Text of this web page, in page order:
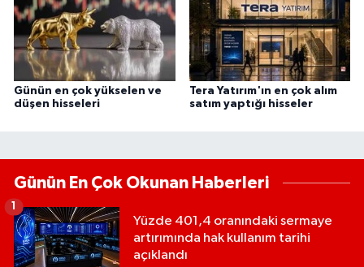
Günün en çok yükselen ve
düşen hisseleri
Tera Yatırım'ın en çok alım
satım yaptığı hisseler
Günün En Çok Okunan Haberleri
Yüzde 401,4 oranındaki sermaye
artırımında hak kullanım tarihi
açıklandı
1